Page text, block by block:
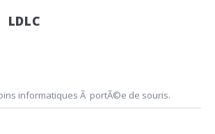
LDLC
informatiques Ã portÃ©e de souris.